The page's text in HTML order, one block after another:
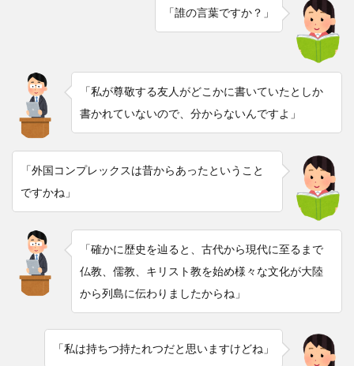
「誰の言葉ですか？」
「私が尊敬する友人がどこかに書いていたとしか
書かれていないので、分からないんですよ」
「外国コンプレックスは昔からあったということ
ですかね」
「確かに歴史を辿ると、古代から現代に至るまで
仏教、儒教、キリスト教を始め様々な文化が大陸
から列島に伝わりましたからね」
「私は持ちつ持たれつだと思いますけどね」